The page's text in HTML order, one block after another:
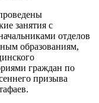
занятия с
отделов
образованиям,
граждан по
призыва